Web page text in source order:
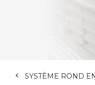
SYSTÈME ROND